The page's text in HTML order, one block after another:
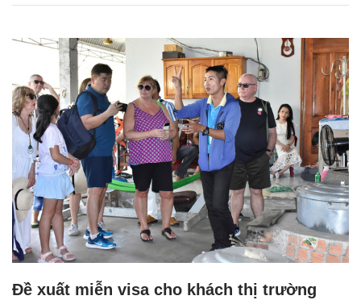
Đề xuất miễn visa cho khách thị trường